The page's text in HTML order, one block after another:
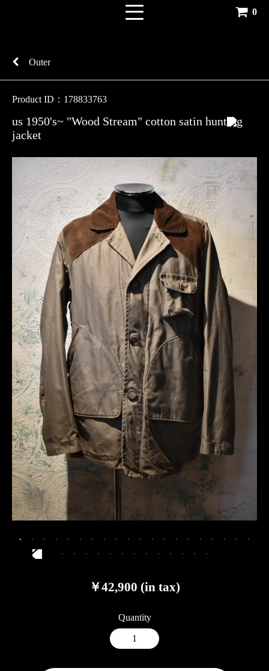
0
Outer
Product ID：178833763
us 1950's~ "Wood Stream" cotton satin hunting
jacket
￥42,900 (in tax)
Quantity